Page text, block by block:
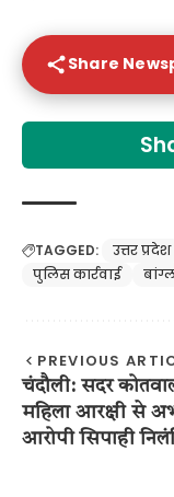
Share
TAGGED: उत्तर प्रदेश
पुलिस कार्रवाई
PREVIOUS
चंदौली: सदर
महिला आरक्षी से
आरोपी सिपाही